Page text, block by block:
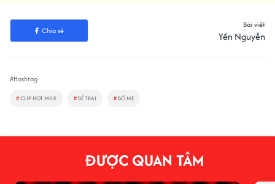
Chia sẻ
Bài viết
Yến Nguyễn
#Hashtag
#CLIP HOT MHX # BÉ TRAI # BỐ MẸ
ĐƯỢC QUAN TÂM